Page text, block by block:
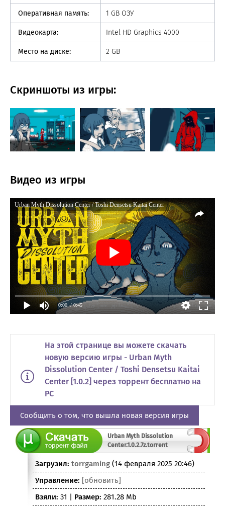
Оперативная память: 1 GB ОЗУ
Видеокарта: Intel HD Graphics 4000
Место на диске: 2 GB
Скриншоты из игры:
Видео из игры
Urban Myth Dissolution Center / Toshi Densetsu Kaitai Center
0:00 / 0:45
На этой странице вы можете скачать
новую версию игры - Urban Myth
Dissolution Center / Toshi Densetsu Kaitai
Center [1.0.2] через торрент бесплатно на
PC
Сообщить о том, что вышла новая версия игры
Urban Myth Dissolution
Center.1.0.2.7z.torrent
Загрузил: torrgaming (14 февраля 2025 20:46)
Управление: [обновить]
Взяли: 31 | Размер: 281.28 Mb